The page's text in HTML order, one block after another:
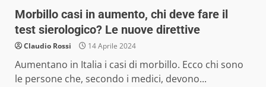
Morbillo casi in aumento, chi deve fare il
test sierologico? Le nuove direttive
Claudio Rossi 14 Aprile 2024
Aumentano in Italia i casi di morbillo. Ecco chi sono
le persone che, secondo i medici, devono...